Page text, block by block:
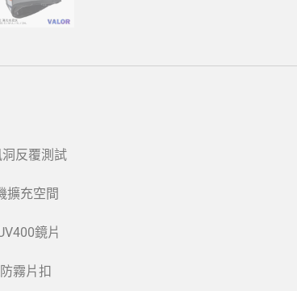
反覆測試
擴充空間
鏡片
霧片扣